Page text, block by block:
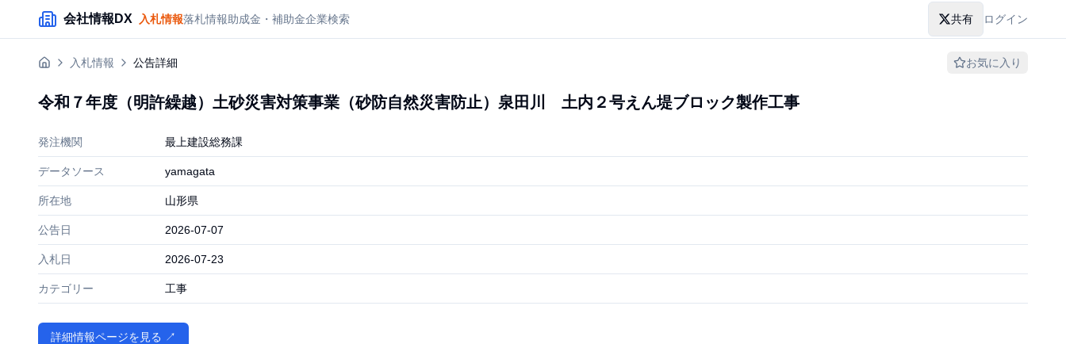
メインコンテンツにスキップ
会社情報DX 入札情報落札情報助成金・補助金企業検索 共有 ログイン
入札情報 公告詳細 お気に入り
令和７年度（明許繰越）土砂災害対策事業（砂防自然災害防止）泉田川 土内２号えん堤ブロック製作工事
発注機関 最上建設総務課
データソース yamagata
所在地 山形県
公告日 2026-07-07
入札日 2026-07-23
カテゴリー 工事
詳細情報ページを見る ↗